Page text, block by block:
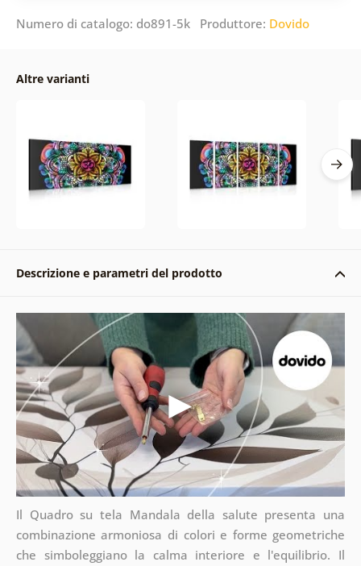
Numero di catalogo: do891-5k Produttore: Dovido
Altre varianti
Descrizione e parametri del prodotto
Il Quadro su tela Mandala della salute presenta una
combinazione armoniosa di colori e forme geometriche
che simboleggiano la calma interiore e l'equilibrio. Il